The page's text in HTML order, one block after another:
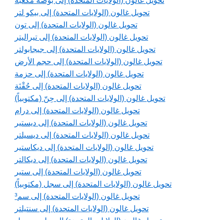
تحويل غالون (الولايات المتحدة) إلى بيكو لتر
تحويل غالون (الولايات المتحدة) إلى تون
تحويل غالون (الولايات المتحدة) إلى تيراليتر
تحويل غالون (الولايات المتحدة) إلى جيجابولتر
تحويل غالون (الولايات المتحدة) إلى حجم الأرض
تحويل غالون (الولايات المتحدة) إلى حزمة
تحويل غالون (الولايات المتحدة) إلى حُقْنَة
تحويل غالون (الولايات المتحدة) إلى حِنّ (مكتوبياً)
تحويل غالون (الولايات المتحدة) إلى درام
تحويل غالون (الولايات المتحدة) إلى ديستير
تحويل غالون (الولايات المتحدة) إلى ديسيلتر
تحويل غالون (الولايات المتحدة) إلى ديكاستير
تحويل غالون (الولايات المتحدة) إلى ديكالتر
تحويل غالون (الولايات المتحدة) إلى ستير
تحويل غالون (الولايات المتحدة) إلى سجل (مكتوبياً)
تحويل غالون (الولايات المتحدة) إلى سم³
تحويل غالون (الولايات المتحدة) إلى سنتيلتر